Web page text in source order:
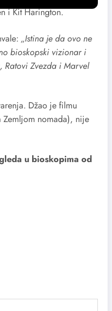
i Kit Harington.
„Istina je da ovo ne
bioskopski vizionar i
Ratovi Zvezda i Marvel
Džao je filmu
nomada), nije
u bioskopima od